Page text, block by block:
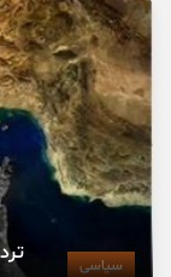
سیاسی